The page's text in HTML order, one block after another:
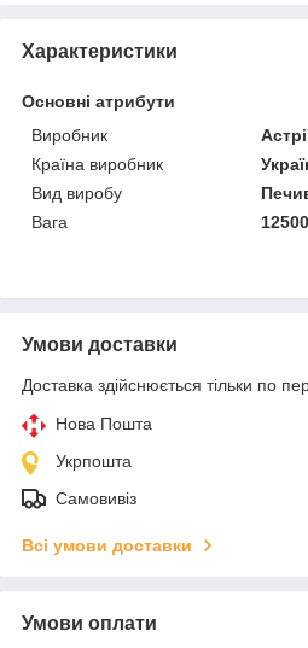
Характеристики
Основні атрибути
Виробник
Астрі
Країна виробник
Вид виробу
Вага
Умови доставки
Доставка здійснюється тільки по
Нова Пошта
Укрпошта
Самовивіз
Всі умови доставки
Умови оплати